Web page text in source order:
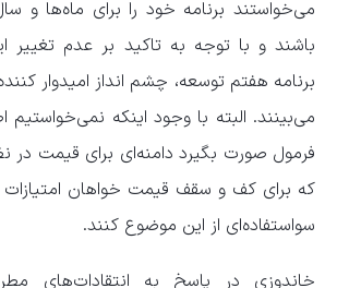
می‌خواستند برنامه خود را برای ماه‌ها و
باشند و با توجه به تاکید بر عدم تغییر
برنامه هفتم توسعه، چشم انداز امیدوار
می‌بینند. البته با وجود اینکه
فرمول صورت بگیرد دامنه‌ای برای قیمت در
که برای کف و سقف قیمت خواهان امتیازات
سواستفاده‌ای از این موضوع کنند.
خاندوزی در پاسخ به انتقادات‌های